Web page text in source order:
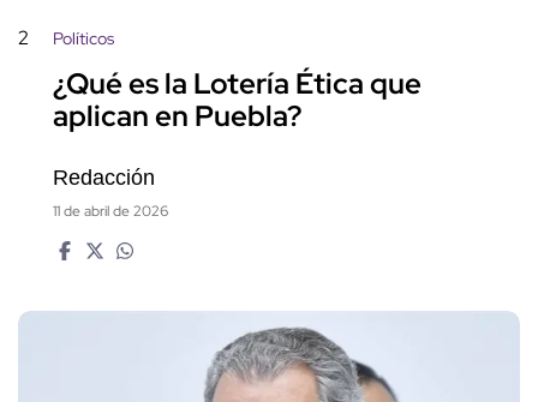
2 Políticos
¿Qué es la Lotería Ética que
aplican en Puebla?
Redacción
11 de abril de 2026